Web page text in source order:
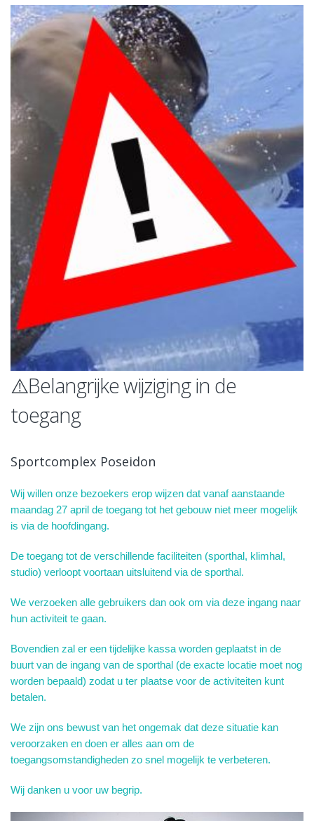
⚠️Belangrijke wijziging in de
toegang
Sportcomplex Poseidon
Wij willen onze bezoekers erop wijzen dat vanaf aanstaande
maandag 27 april de toegang tot het gebouw niet meer mogelijk
is via de hoofdingang.
De toegang tot de verschillende faciliteiten (sporthal, klimhal,
studio) verloopt voortaan uitsluitend via de sporthal.
We verzoeken alle gebruikers dan ook om via deze ingang naar
hun activiteit te gaan.
Bovendien zal er een tijdelijke kassa worden geplaatst in de
buurt van de ingang van de sporthal (de exacte locatie moet nog
worden bepaald) zodat u ter plaatse voor de activiteiten kunt
betalen.
We zijn ons bewust van het ongemak dat deze situatie kan
veroorzaken en doen er alles aan om de
toegangsomstandigheden zo snel mogelijk te verbeteren.
Wij danken u voor uw begrip.